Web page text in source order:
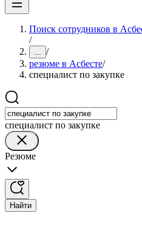
Поиск сотрудников в
/
... /
резюме в Асбесте/
специалист по закупке
специалист по закупке
Резюме
Найти